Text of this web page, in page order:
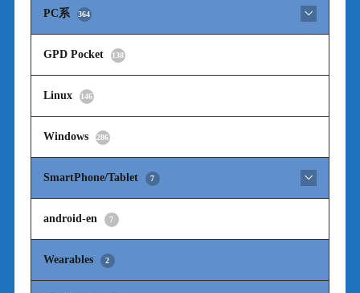
PC系 364
GPD Pocket 138
Linux 146
Windows 286
SmartPhone/Tablet 7
android-en 7
Wearables 2